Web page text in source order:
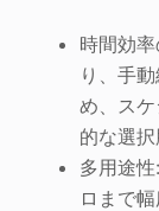
時間効
り、手
め、ス
的な選択
多用途
ロまで